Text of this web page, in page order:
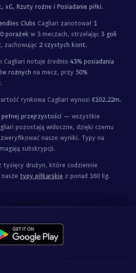
xG, Rzuty rożne i Posiadanie piłki.
Clubs Cagliari zanotował 1
porażek w 3 meczach, strzelając 3 goli
zachowując 2 czystych kont.
Cagliari notuje średnio 43% posiadania
rożnych na mecz, przy 50%
.
rynkowa Cagliari wynosi €102.22m.
pełnej przejrzystości — wszystkie
pozostają widoczne, dzięki czemu
nasze wyniki. Typy na
subskrypcji.
tysięcy drużyn, które codziennie
typy piłkarskie z ponad 160 lig.